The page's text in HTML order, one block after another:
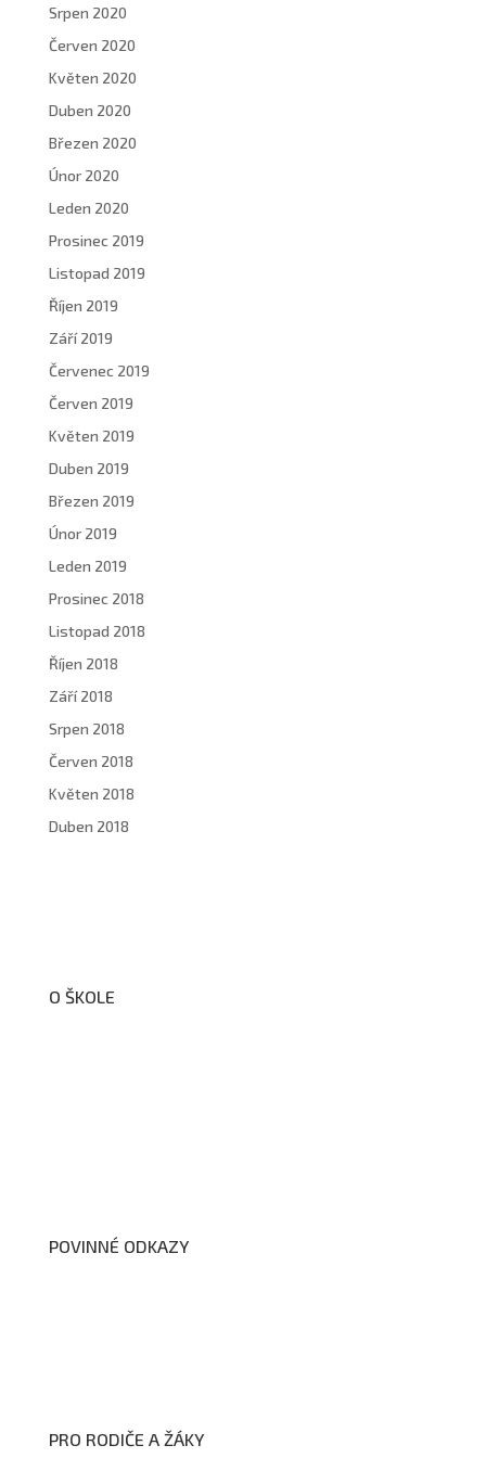
Srpen 2020
Červen 2020
Květen 2020
Duben 2020
Březen 2020
Únor 2020
Leden 2020
Prosinec 2019
Listopad 2019
Říjen 2019
Září 2019
Červenec 2019
Červen 2019
Květen 2019
Duben 2019
Březen 2019
Únor 2019
Leden 2019
Prosinec 2018
Listopad 2018
Říjen 2018
Září 2018
Srpen 2018
Červen 2018
Květen 2018
Duben 2018
O ŠKOLE
POVINNÉ ODKAZY
PRO RODIČE A ŽÁKY